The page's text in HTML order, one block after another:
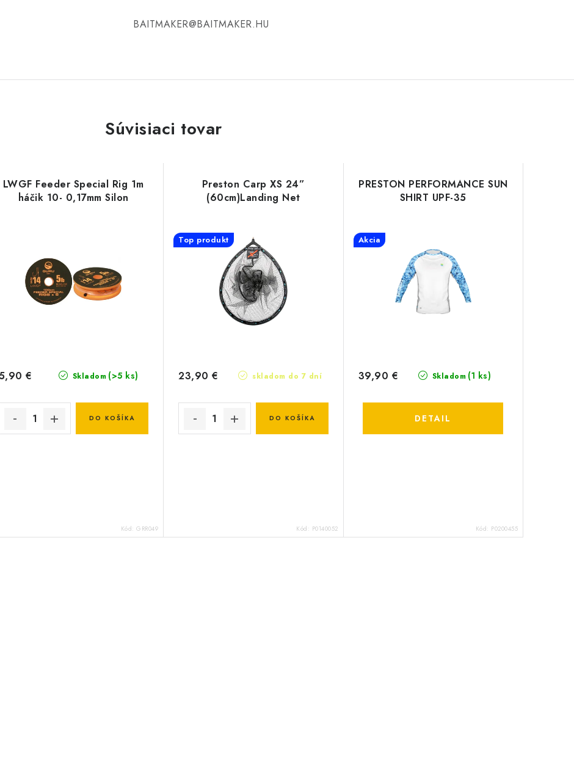
BAITMAKER@BAITMAKER.HU
Súvisiaci tovar
LWGF Feeder Special Rig 1m
háčik 10- 0,17mm Silon
Skladom (>5 ks)
5,90 €
DO KOŠÍKA
Kód: GRR049
Preston Carp XS 24”
(60cm)Landing Net
Top produkt
skladom do 7 dní
23,90 €
DO KOŠÍKA
Kód: P0140052
PRESTON PERFORMANCE SUN
SHIRT UPF-35
Akcia
Skladom (1 ks)
39,90 €
DETAIL
Kód: P0200455